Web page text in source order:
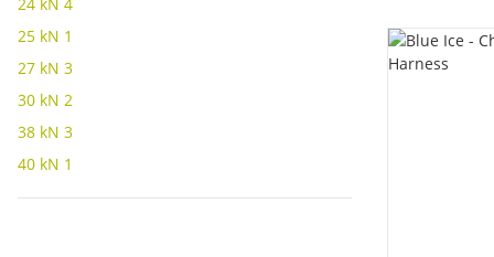
25 kN 1
27 kN 3
30 kN 2
38 kN 3
40 kN 1